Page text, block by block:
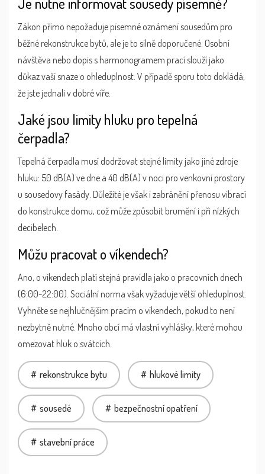
Zákon přímo nepožaduje písemné oznámení sousedům pro
běžné rekonstrukce bytů, ale je to silně doporučené. Osobní
návštěva nebo dopis s harmonogramem prací slouží jako
důkaz vaší snaze o ohleduplnost. V případě sporu toto dokládá,
že jste jednali v dobré víře.
Jaké jsou limity hluku pro tepelná
čerpadla?
Tepelná čerpadla musí dodržovat stejné limity jako jiné zdroje
hluku: 50 dB(A) ve dne a 40 dB(A) v noci pro venkovní prostory
u sousedovy fasády. Důležité je však i zabránění přenosu vibrací
do konstrukce domu, což může způsobit brumění i při nízkých
decibelech.
Můžu pracovat o víkendech?
Ano, o víkendech platí stejná pravidla jako o pracovních dnech
(6:00-22:00). Sociální norma však vyžaduje větší ohleduplnost.
Vyhněte se nejhlučnějším pracím o víkendech, pokud to není
nezbytně nutné. Mnoho obcí má vlastní vyhlášky, které mohou
omezovat hluk o svátcích.
rekonstrukce bytu hlukové limity
sousedé bezpečnostní opatření
stavební práce